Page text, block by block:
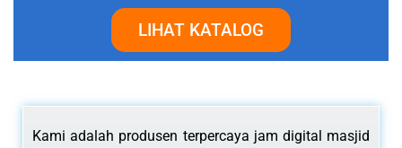
LIHAT KATALOG
Kami adalah produsen terpercaya jam digital masjid